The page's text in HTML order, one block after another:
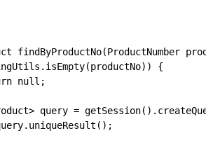
findByProductNo(ProductNumber
{
null;
query =